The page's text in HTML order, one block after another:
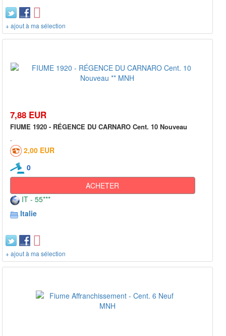
+ ajout à ma sélection
7,88 EUR
FIUME 1920 - RÉGENCE DU CARNARO Cent. 10 Nouveau
2,00 EUR
0
ACHETER
IT - 55***
Italie
+ ajout à ma sélection